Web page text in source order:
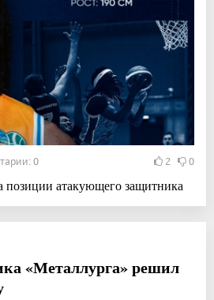
0 2 0
позиции атакующего защитника
«Металлурга» решил